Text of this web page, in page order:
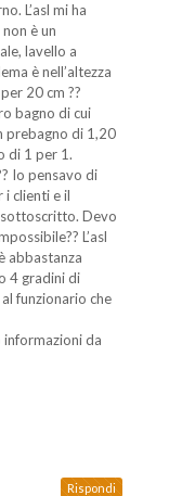
L’asl mi ha
è un
lavello a
è nell’altezza
20 cm ??
bagno di cui
prebagno di 1,20
di 1 per 1.
Io pensavo di
i clienti e il
sottoscritto. Devo
L’asl
abbastanza
4 gradini di
funzionario che
informazioni da
Rispondi